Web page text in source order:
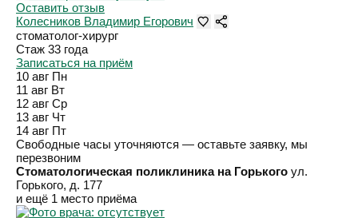
Оставить отзыв
Колесников Владимир Егорович
стоматолог-хирург
Стаж 33 года
Записаться на приём
10 авг Пн
11 авг Вт
12 авг Ср
13 авг Чт
14 авг Пт
Свободные часы уточняются — оставьте заявку, мы
перезвоним
Стоматологическая поликлиника на Горького ул. ​
Горького, д. 177
и ещё 1 место приёма